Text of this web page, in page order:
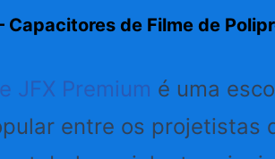
Capacitores de Filme de
JFX Premium é uma
entre os projetistas